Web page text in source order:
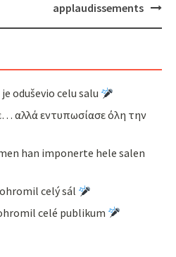
applaudissements
oduševio celu salu
αλλά εντυπωσίασε όλη την
han imponerte hele salen
celý sál
celé publikum